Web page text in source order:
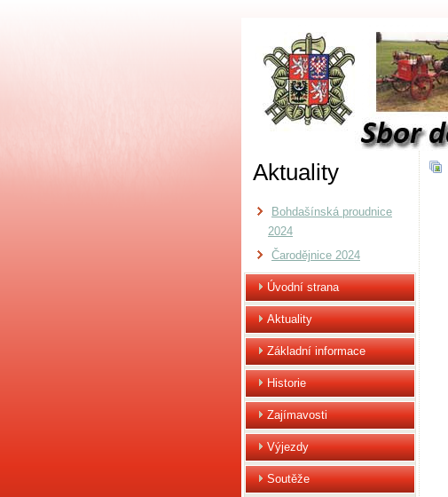
Aktuality
Bohdašínská proudnice
2024
Čarodějnice 2024
Úvodní strana
Aktuality
Základní informace
Historie
Zajímavosti
Výjezdy
Soutěže